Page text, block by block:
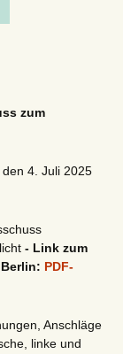
zum
4. Juli 2025
- Link zum
PDF-
Anschläge
linke und